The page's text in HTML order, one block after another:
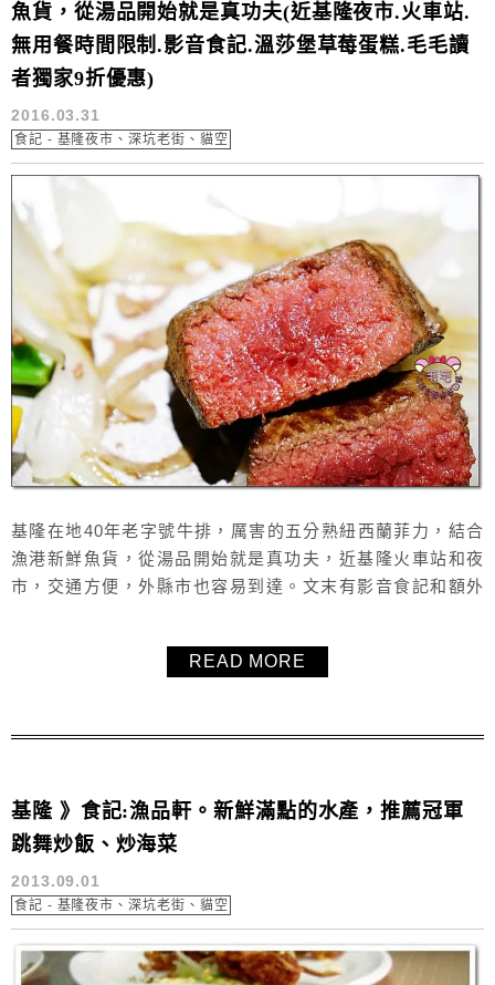
魚貨，從湯品開始就是真功夫(近基隆夜市.火車站.
無用餐時間限制.影音食記.溫莎堡草莓蛋糕.毛毛讀
者獨家9折優惠)
2016.03.31
食記 - 基隆夜市、深坑老街、貓空
基隆在地40年老字號牛排，厲害的五分熟紐西蘭菲力，結合
漁港新鮮魚貨，從湯品開始就是真功夫，近基隆火車站和夜
市，交通方便，外縣市也容易到達。文末有影音食記和額外
READ MORE
基隆 》食記:漁品軒。新鮮滿點的水產，推薦冠軍
跳舞炒飯、炒海菜
2013.09.01
食記 - 基隆夜市、深坑老街、貓空